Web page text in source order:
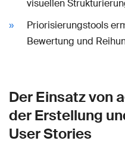
visuellen
Priorisierungstools
Bewertung und
Der Einsatz von
der Erstellung
User Stories